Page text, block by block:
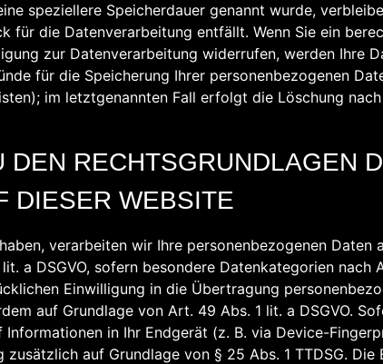
speziellere Speicherdauer genannt wurde,
für die Datenverarbeitung entfällt. Wenn Sie ein
zur Datenverarbeitung widerrufen, werden Ihre
für die Speicherung Ihrer personenbezogenen
im letztgenannten Fall erfolgt die Löschung
RECHTSGRUNDLAGEN
DIESER WEBSITE
verarbeiten wir Ihre personenbezogenen Daten
a DSGVO, sofern besondere Datenkategorien nach
Einwilligung in die Übertragung
auf Grundlage von Art. 49 Abs. 1 lit. a DSGVO.
in Ihr Endgerät (z. B. via Device-
auf Grundlage von § 25 Abs. 1 TTDSG. Die